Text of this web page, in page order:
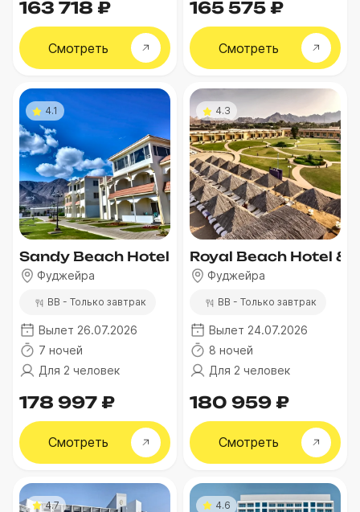
163 718 ₽
Смотреть
165 575 ₽
Смотреть
4.1
Sandy Beach Hotel & Resort
Фуджейра
BB - Только завтрак
Вылет 26.07.2026
7 ночей
Для 2 человек
178 997 ₽
Смотреть
4.3
Royal Beach Hotel &
Фуджейра
BB - Только завтрак
Вылет 24.07.2026
8 ночей
Для 2 человек
180 959 ₽
Смотреть
4.7 4.6